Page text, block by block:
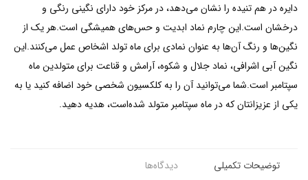
دایره در هم تنیده را نشان می‌دهد، در مرکز خود دارای نگینی رنگی و
درخشان است.این چارم نماد ابدیت و حس‌های همیشگی است.هر یک از
نگین‌ها و رنگ آن‌ها به عنوان نمادی برای ماه تولد اشخاص عمل می‌کنند.این
نگین آبی اشرافی، نماد جلال و شکوه، آرامش و قناعت برای متولدین ماه
سپتامبر است.شما می‌توانید آن را به کلکسیون شخصی خود اضافه کنید یا به
یکی از عزیزانتان که در ماه سپتامبر متولد شده‌است، هدیه دهید.
توضیحات تکمیلی دیدگاه‌ها